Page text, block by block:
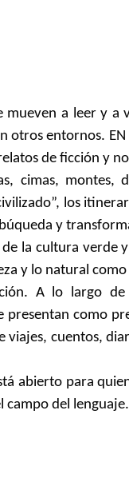
a leer y a
entornos. EN
de ficción y
cimas, montes,
los
y
cultura verde y
y lo natural
A lo largo de
presentan como
viajes, cuentos,
para
campo del lenguaje.